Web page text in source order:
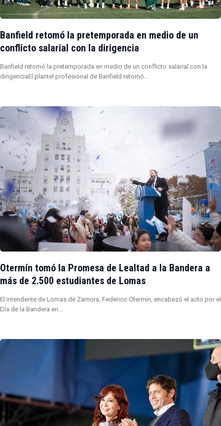
Banfield retomó la pretemporada en medio de un
conflicto salarial con la dirigencia
Banfield retomó la pretemporada en medio de un conflicto salarial con la
dirigenciaEl plantel profesional de Banfield retomó…
Otermín tomó la Promesa de Lealtad a la Bandera a
más de 2.500 estudiantes de Lomas
El intendente de Lomas de Zamora, Federico Otermín, encabezó el acto por el
Día de la Bandera en…